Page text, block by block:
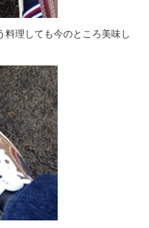
理しても今のところ美味し